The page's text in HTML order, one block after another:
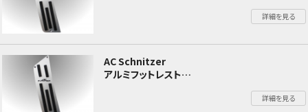
詳細を見る
AC Schnitzer
アルミフットレスト
詳細を見る